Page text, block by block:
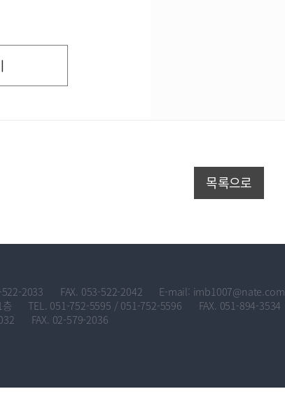
목록으로
2033 FAX. 053-522-2042
E-mail: imb1007@nate.com
TEL. 051-752-5595 / 051-752-5596
FAX. 051-894-3534
FAX. 02-579-2036